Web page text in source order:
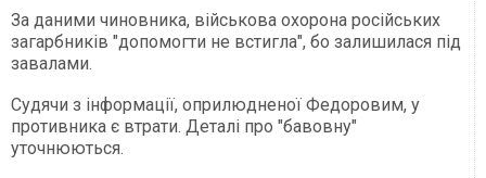
За даними чиновника, військова охорона російських
загарбників "допомогти не встигла", бо залишилася під
завалами.
Судячи з інформації, оприлюдненої Федоровим, у
противника є втрати. Деталі про "бавовну"
уточнюються.